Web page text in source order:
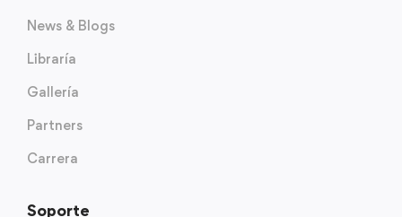
News & Blogs
Libraría
Gallería
Partners
Carrera
Soporte